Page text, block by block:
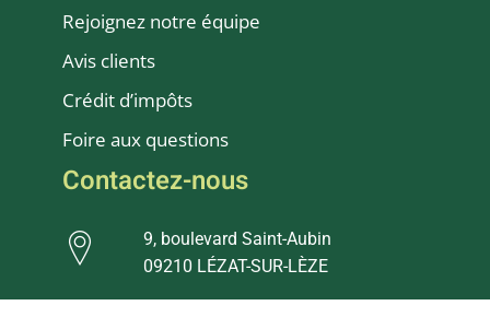
Rejoignez notre équipe
Avis clients
Crédit d’impôts
Foire aux questions
Contactez-nous
9, boulevard Saint-Aubin
09210 LÉZAT-SUR-LÈZE